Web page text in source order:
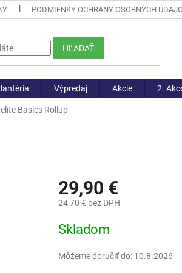
PODMIENKY OCHRANY OSOBNÝCH
HĽADAŤ
Výpredaj Akcie 2.
Basics Rollup
29,90 €
24,70 € bez DPH
cena:
Skladom
Môžeme doručiť do: 10.8.2026